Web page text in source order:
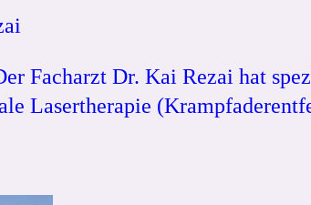
Facharzt Dr. Kai Rezai hat
Lasertherapie